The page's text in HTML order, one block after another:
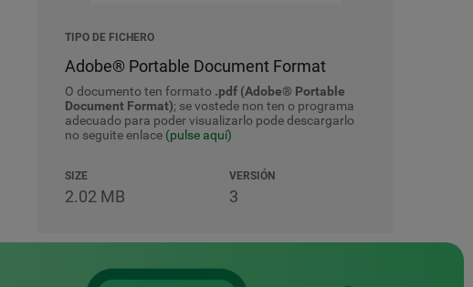
TIPO DE FICHERO
Adobe® Portable Document Format
O documento ten formato .pdf (Adobe® Portable
Document Format); se vostede non ten o programa
adecuado para poder visualizarlo pode descargarlo
no seguite enlace (pulse aquí)
SIZE
2.02 MB
VERSIÓN
3